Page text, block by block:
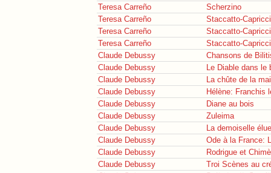
Teresa Carreño
Scherzino
Teresa Carreño
Staccatto-
Teresa Carreño
Staccatto-
Teresa Carreño
Staccatto-
Claude Debussy
Chansons de
Claude Debussy
Le Diable dans le
Claude Debussy
La chûte de la
Claude Debussy
Hélène: Franchis
Claude Debussy
Diane au bois
Claude Debussy
Zuleima
Claude Debussy
La demoiselle
Claude Debussy
Ode à la France:
Claude Debussy
Rodrigue et
Claude Debussy
Troi Scènes au